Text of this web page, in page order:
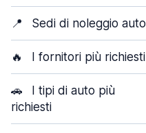
📍 Sedi di noleggio auto
🔥 I fornitori più richiesti
🚗
I tipi di auto più
richiesti